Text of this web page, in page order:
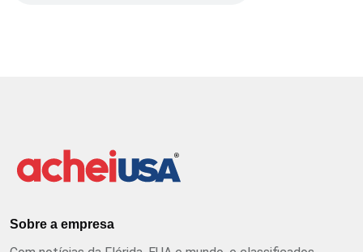
Sobre a empresa